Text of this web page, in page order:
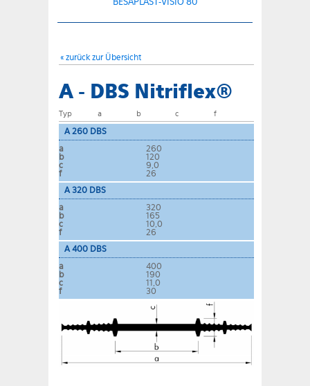
« zurück zur Übersicht
A - DBS Nitriflex®
Typ a b c f
A 260 DBS
a
260
b
120
c
9,0
f
26
A 320 DBS
a
320
b
165
c
10,0
f
26
A 400 DBS
a
400
b
190
c
11,0
f
30